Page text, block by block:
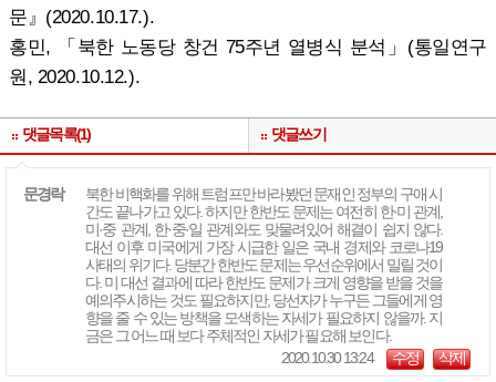
문』(2020.10.17.).
홍민, 「북한 노동당 창건 75주년 열병식 분석」(통일연구
원, 2020.10.12.).
댓글목록(1) 댓글쓰기
문경락
북한 비핵화를 위해 트럼프만 바라봤던 문재인 정부의 구애 시
간도 끝나가고 있다. 하지만 한반도 문제는 여전히 한·미 관계,
미·중 관계, 한·중·일 관계와도 맞물려있어 해결이 쉽지 않다.
대선 이후 미국에게 가장 시급한 일은 국내 경제와 코로나19
사태의 위기다. 당분간 한반도 문제는 우선순위에서 밀릴 것이
다. 미 대선 결과에 따라 한반도 문제가 크게 영향을 받을 것을
예의주시하는 것도 필요하지만, 당선자가 누구든 그들에게 영
향을 줄 수 있는 방책을 모색하는 자세가 필요하지 않을까. 지
금은 그 어느 때 보다 주체적인 자세가 필요해 보인다.
2020.10.30 13:24
수정 삭제